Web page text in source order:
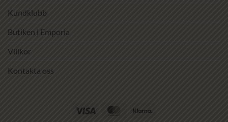
Kundklubb
Butiken i Emporia
Villkor
Kontakta oss
Visa MasterCard